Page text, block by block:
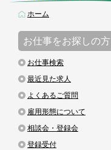
ホーム
お仕事をお探しの方
お仕事検索
最近見た求人
よくあるご質問
雇用形態について
相談会・登録会
登録受付